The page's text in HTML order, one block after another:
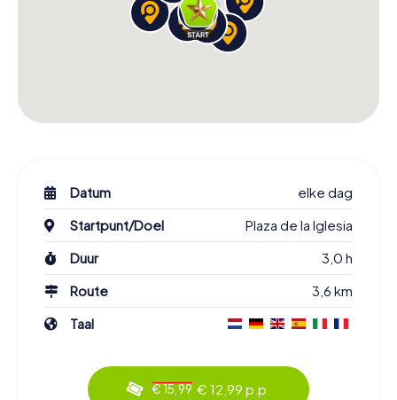
Datum
elke dag
Startpunt/Doel
Plaza de la Iglesia
Duur
3,0 h
Route
3,6 km
Taal
€ 15,99 € 12,99 p.p.